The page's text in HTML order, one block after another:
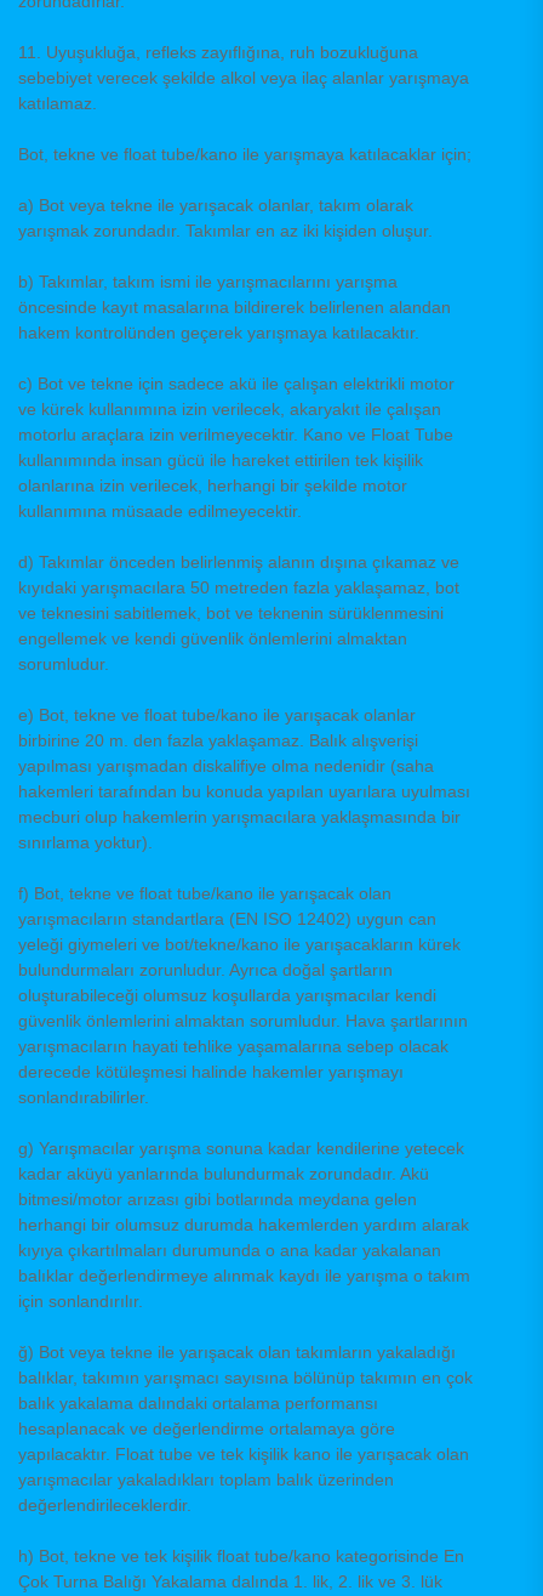
11. Uyuşukluğa, refleks zayıflığına, ruh bozukluğuna
sebebiyet verecek şekilde alkol veya ilaç alanlar yarışmaya
katılamaz.
Bot, tekne ve float tube/kano ile yarışmaya katılacaklar için;
a) Bot veya tekne ile yarışacak olanlar, takım olarak
yarışmak zorundadır. Takımlar en az iki kişiden oluşur.
b) Takımlar, takım ismi ile yarışmacılarını yarışma
öncesinde kayıt masalarına bildirerek belirlenen alandan
hakem kontrolünden geçerek yarışmaya katılacaktır.
c) Bot ve tekne için sadece akü ile çalışan elektrikli motor
ve kürek kullanımına izin verilecek, akaryakıt ile çalışan
motorlu araçlara izin verilmeyecektir. Kano ve Float Tube
kullanımında insan gücü ile hareket ettirilen tek kişilik
olanlarına izin verilecek, herhangi bir şekilde motor
kullanımına müsaade edilmeyecektir.
d) Takımlar önceden belirlenmiş alanın dışına çıkamaz ve
kıyıdaki yarışmacılara 50 metreden fazla yaklaşamaz, bot
ve teknesini sabitlemek, bot ve teknenin sürüklenmesini
engellemek ve kendi güvenlik önlemlerini almaktan
sorumludur.
e) Bot, tekne ve float tube/kano ile yarışacak olanlar
birbirine 20 m. den fazla yaklaşamaz. Balık alışverişi
yapılması yarışmadan diskalifiye olma nedenidir (saha
hakemleri tarafından bu konuda yapılan uyarılara uyulması
mecburi olup hakemlerin yarışmacılara yaklaşmasında bir
sınırlama yoktur).
f) Bot, tekne ve float tube/kano ile yarışacak olan
yarışmacıların standartlara (EN ISO 12402) uygun can
yeleği giymeleri ve bot/tekne/kano ile yarışacakların kürek
bulundurmaları zorunludur. Ayrıca doğal şartların
oluşturabileceği olumsuz koşullarda yarışmacılar kendi
güvenlik önlemlerini almaktan sorumludur. Hava şartlarının
yarışmacıların hayati tehlike yaşamalarına sebep olacak
derecede kötüleşmesi halinde hakemler yarışmayı
sonlandırabilirler.
g) Yarışmacılar yarışma sonuna kadar kendilerine yetecek
kadar aküyü yanlarında bulundurmak zorundadır. Akü
bitmesi/motor arızası gibi botlarında meydana gelen
herhangi bir olumsuz durumda hakemlerden yardım alarak
kıyıya çıkartılmaları durumunda o ana kadar yakalanan
balıklar değerlendirmeye alınmak kaydı ile yarışma o takım
için sonlandırılır.
ğ) Bot veya tekne ile yarışacak olan takımların yakaladığı
balıklar, takımın yarışmacı sayısına bölünüp takımın en çok
balık yakalama dalındaki ortalama performansı
hesaplanacak ve değerlendirme ortalamaya göre
yapılacaktır. Float tube ve tek kişilik kano ile yarışacak olan
yarışmacılar yakaladıkları toplam balık üzerinden
değerlendirileceklerdir.
h) Bot, tekne ve tek kişilik float tube/kano kategorisinde En
Çok Turna Balığı Yakalama dalında 1. lik, 2. lik ve 3. lük